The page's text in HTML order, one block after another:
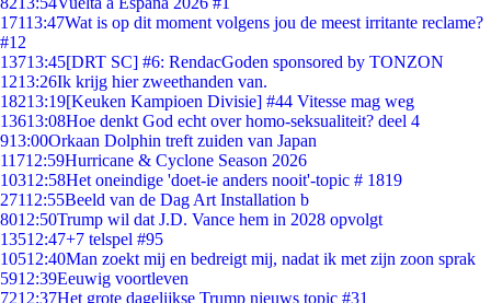
17113:47Wat is op dit moment volgens jou de meest irritante reclame?
#12
13713:45[DRT SC] #6: RendacGoden sponsored by TONZON
1213:26Ik krijg hier zweethanden van.
18213:19[Keuken Kampioen Divisie] #44 Vitesse mag weg
13613:08Hoe denkt God echt over homo-seksualiteit? deel 4
913:00Orkaan Dolphin treft zuiden van Japan
11712:59Hurricane & Cyclone Season 2026
10312:58Het oneindige 'doet-ie anders nooit'-topic # 1819
27112:55Beeld van de Dag Art Installation b
8012:50Trump wil dat J.D. Vance hem in 2028 opvolgt
13512:47+7 telspel #95
10512:40Man zoekt mij en bedreigt mij, nadat ik met zijn zoon sprak
5912:39Eeuwig voortleven
7212:37Het grote dagelijkse Trump nieuws topic #31